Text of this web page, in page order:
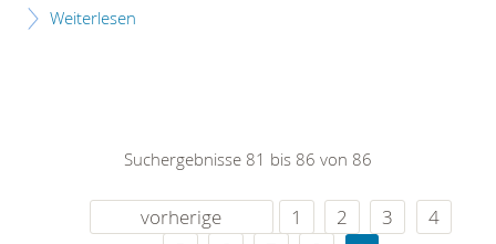
Weiterlesen
Suchergebnisse 81 bis 86 von 86
vorherige 1 2 3
4